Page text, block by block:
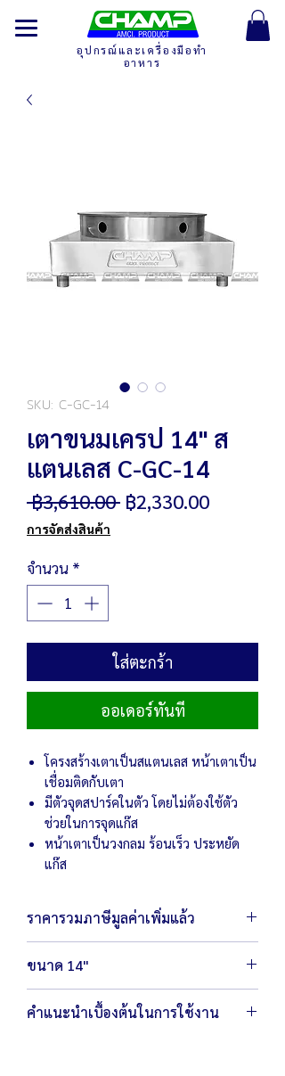
อุปกรณ์และเครื่องมือทำ
อาหาร
SKU: C-GC-14
เตาขนมเครป 14" ส
แตนเลส C-GC-14
฿3,610.00 ราคา
฿2,330.00ราคา
การจัดส่งสินค้า
จำนวน *
ใส่ตะกร้า
ออเดอร์ทันที
โครงสร้างเตาเป็นสแตนเลส หน้าเตาเป็น
เชื่อมติดกับเตา
มีตัวจุดสปาร์คในตัว โดยไม่ต้องใช้ตัว
ช่วยในการจุดแก๊ส
หน้าเตาเป็นวงกลม ร้อนเร็ว ประหยัด
แก๊ส
ราคารวมภาษีมูลค่าเพิ่มแล้ว
ขนาด 14"
ตัวเครื่องขนาด 41 x 55 x 15 ซม.
น้ำหนัก 11.2 กิโลกรัม
คำแนะนำเบื้องต้นในการใช้งาน